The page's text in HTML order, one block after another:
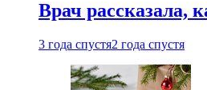
Врач рассказала,
3 года спустя2 года спустя